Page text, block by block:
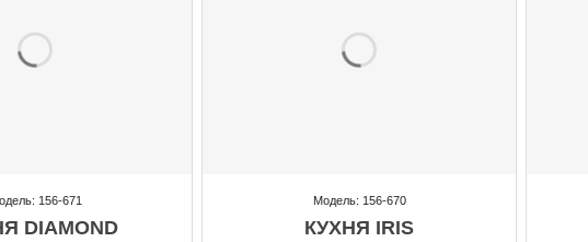
156-671
DIAMOND
Модель: 156-670
КУХНЯ IRIS